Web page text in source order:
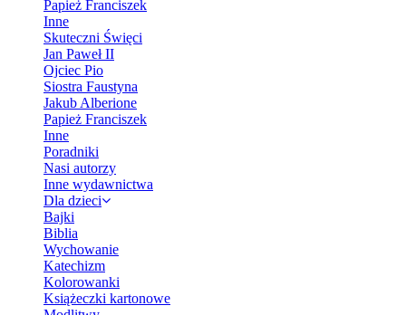
Papież Franciszek
Inne
Skuteczni Święci
Jan Paweł II
Ojciec Pio
Siostra Faustyna
Jakub Alberione
Papież Franciszek
Inne
Poradniki
Nasi autorzy
Inne wydawnictwa
Dla dzieci
Bajki
Biblia
Wychowanie
Katechizm
Kolorowanki
Książeczki kartonowe